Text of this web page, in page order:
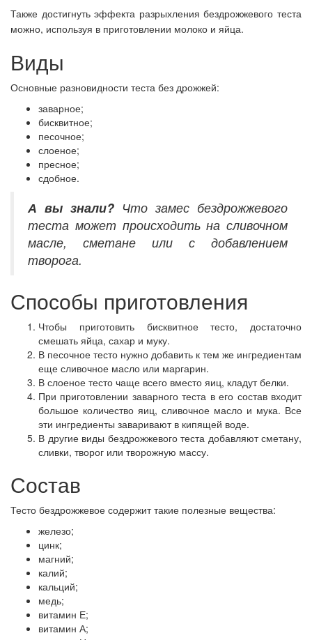
Также достигнуть эффекта разрыхления бездрожжевого теста
можно, используя в приготовлении молоко и яйца.
Виды
Основные разновидности теста без дрожжей:
заварное;
бисквитное;
песочное;
слоеное;
пресное;
сдобное.
А вы знали? Что замес бездрожжевого
теста может происходить на сливочном
масле, сметане или с добавлением
творога.
Способы приготовления
Чтобы приготовить бисквитное тесто, достаточно
смешать яйца, сахар и муку.
В песочное тесто нужно добавить к тем же ингредиентам
еще сливочное масло или маргарин.
В слоеное тесто чаще всего вместо яиц, кладут белки.
При приготовлении заварного теста в его состав входит
большое количество яиц, сливочное масло и мука. Все
эти ингредиенты заваривают в кипящей воде.
В другие виды бездрожжевого теста добавляют сметану,
сливки, творог или творожную массу.
Состав
Тесто бездрожжевое содержит такие полезные вещества:
железо;
цинк;
магний;
калий;
кальций;
медь;
витамин Е;
витамин А;